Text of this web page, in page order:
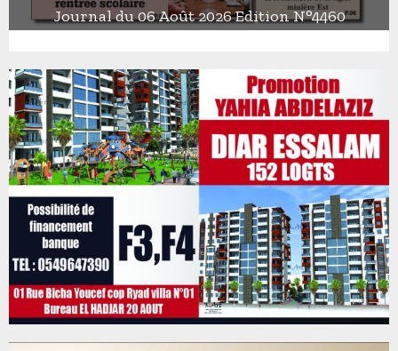
u
r
n
a
l
d
u
o
û
t
2
Journal du 06 Août 2026 Edition N°4460